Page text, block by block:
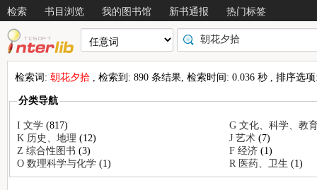
检索 书目浏览 我的图书馆 新书通报 热门标签
检索词: 朝花夕拾 , 检索到: 890 条结果, 检索时间: 0.036 秒 , 排序选
分类导航
I 文学(817)
G 文化、科学、教
K 历史、地理(12) J 艺术(7)
Z 综合性图书(3) F 经济(1)
O 数理科学与化学(1) R 医药、卫生(1)